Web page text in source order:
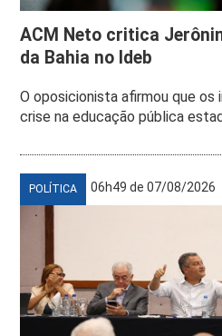
ACM Neto critica
da Bahia no Ideb
O oposicionista afirmou que os
crise na educação pública
POLÍTICA 06h49 de 07/08/2026